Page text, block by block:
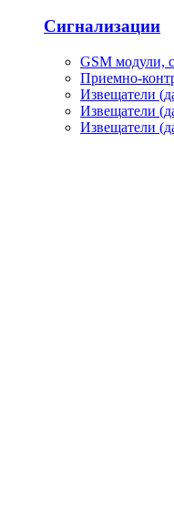
Сигнализации
GSM модули,
Приемно-
Извещатели
Извещатели
Извещатели